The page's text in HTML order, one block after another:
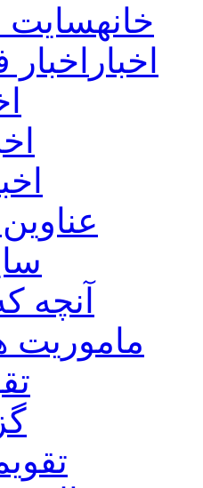
خانهسایت
اخبار
آنچه
ماموریت